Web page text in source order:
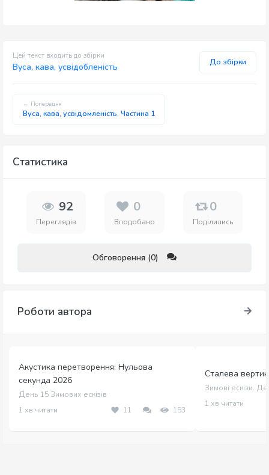
Цей текст входить до збірки
Вуса, кава, усвідобленість До збірки
← Попередня
Вуса, кава, усвідомленість. Частина 1
Статистика
92
Переглядів
0
Вподобано
0
Поділились
Обговорення (0)
Роботи автора
Акустика перетворення: Нульова
секунда 2026
День 15 Зимових ескізів
1 хв читати
11 153
Сталева
Зимові ескізи.
1 хв читати